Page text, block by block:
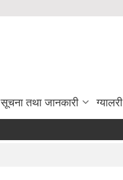
सूचना तथा जानकारी ग्यालरी